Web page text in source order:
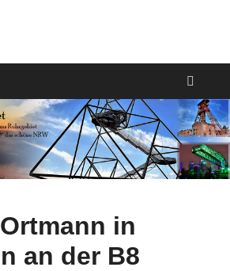
in
an der B8